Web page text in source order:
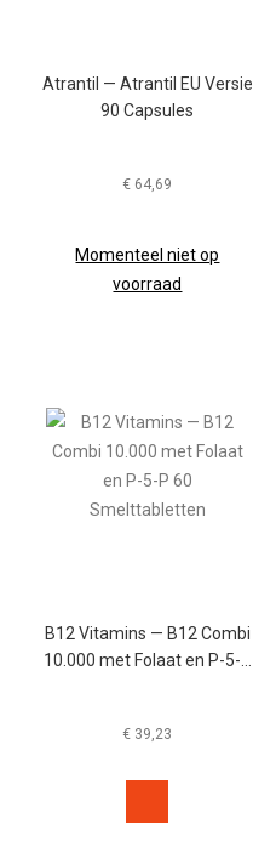
Atrantil — Atrantil EU Versie
90 Capsules
€ 64,69
Momenteel niet op
voorraad
B12 Vitamins — B12 Combi
10.000 met Folaat en P-5-P
€ 39,23